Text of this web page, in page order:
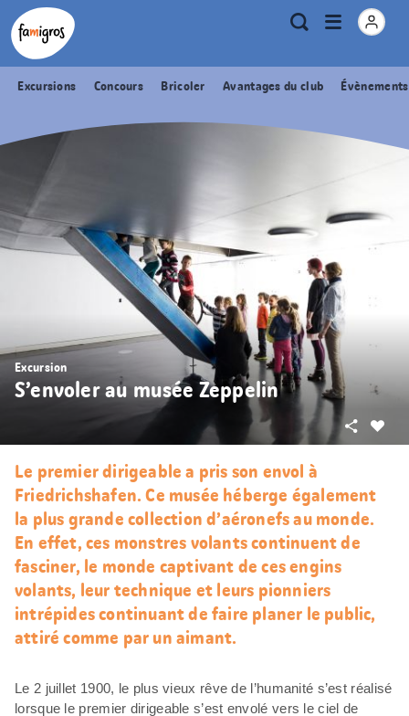
Signets
de
navigation
Header
Logo Métanavigation
RechercheOuvrir
Excursions Concours Bricoler Avantages du club
Excursion
S’envoler au musée Zeppelin
Partager
Le premier dirigeable a pris son envol à
Friedrichshafen. Ce musée héberge également
la plus grande collection d’aéronefs au monde.
En effet, ces monstres volants continuent de
fasciner, le monde captivant de ces engins
volants, leur technique et leurs pionniers
intrépides continuant de faire planer le public,
attiré comme par un aimant.
Le 2 juillet 1900, le plus vieux rêve de l’humanité s’est réalisé
lorsque le premier dirigeable s’est envolé vers le ciel de